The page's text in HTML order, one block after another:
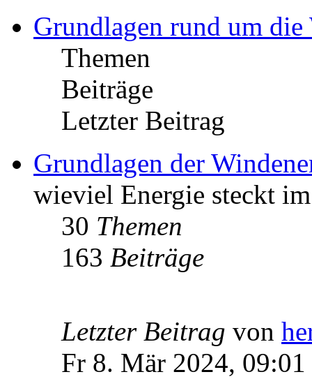
Grundlagen rund um
Themen
Beiträge
Letzter Beitrag
Grundlagen der
wieviel Energie steckt
30 Themen
163 Beiträge
Letzter Beitrag von
Fr 8. Mär 2024, 09:01